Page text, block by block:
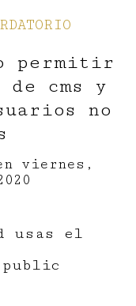
permitir
de cms y
no
viernes,
usas el
public